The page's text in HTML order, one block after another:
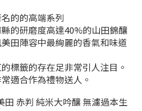
的的高端系列
的研磨度高達40%的山田錦釀
田陣容中最絢麗的香氣和味道
標籤的存在足非常引人注目。
適合作為禮物送人。
田 赤判 純米大吟釀 無濾過本生